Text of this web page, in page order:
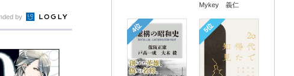
Mykey 義仁
4位 5位
by